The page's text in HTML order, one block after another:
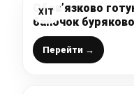
ХІТ
Обов’язково
баночок
найсмачнішої
Перейти →